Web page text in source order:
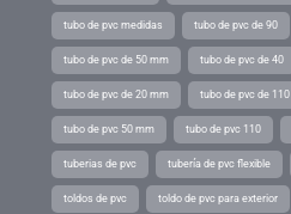
tubo de pvc medidas tubo de pvc de 90
tubo de pvc de 50 mm tubo de pvc de 40
tubo de pvc de 20 mm tubo de pvc de 110
tubo de pvc 50 mm tubo de pvc 110
tuberias de pvc tubería de pvc flexible
toldos de pvc toldo de pvc para exterior